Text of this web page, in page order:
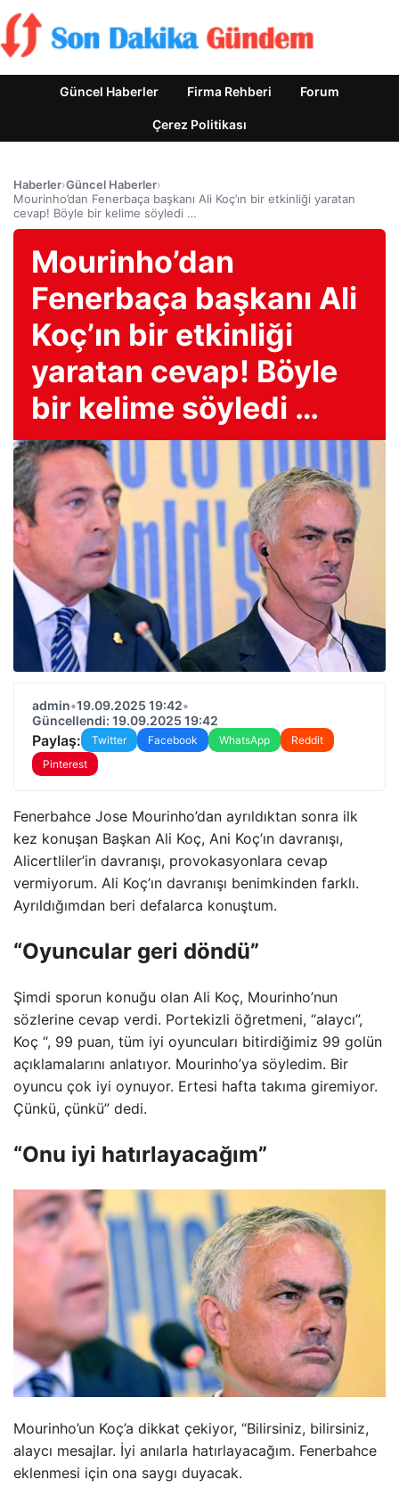
Güncel Haberler Firma Rehberi Forum
Çerez Politikası
Haberler›Güncel Haberler›
Mourinho’dan Fenerbaça başkanı Ali Koç’ın bir etkinliği yaratan
cevap! Böyle bir kelime söyledi …
Mourinho’dan
Fenerbaça başkanı Ali
Koç’ın bir etkinliği
yaratan cevap! Böyle
bir kelime söyledi …
admin•19.09.2025 19:42•
Güncellendi: 19.09.2025 19:42
Paylaş: Twitter Facebook WhatsApp
Reddit
Pinterest
Fenerbahce Jose Mourinho’dan ayrıldıktan sonra ilk
kez konuşan Başkan Ali Koç, Ani Koç’ın davranışı,
Alicertliler’in davranışı, provokasyonlara cevap
vermiyorum. Ali Koç’ın davranışı benimkinden farklı.
Ayrıldığımdan beri defalarca konuştum.
“Oyuncular geri döndü”
Şimdi sporun konuğu olan Ali Koç, Mourinho’nun
sözlerine cevap verdi. Portekizli öğretmeni, “alaycı”,
Koç “, 99 puan, tüm iyi oyuncuları bitirdiğimiz 99 golün
açıklamalarını anlatıyor. Mourinho’ya söyledim. Bir
oyuncu çok iyi oynuyor. Ertesi hafta takıma giremiyor.
Çünkü, çünkü” dedi.
“Onu iyi hatırlayacağım”
Mourinho’un Koç’a dikkat çekiyor, “Bilirsiniz, bilirsiniz,
alaycı mesajlar. İyi anılarla hatırlayacağım. Fenerbahce
eklenmesi için ona saygı duyacak.